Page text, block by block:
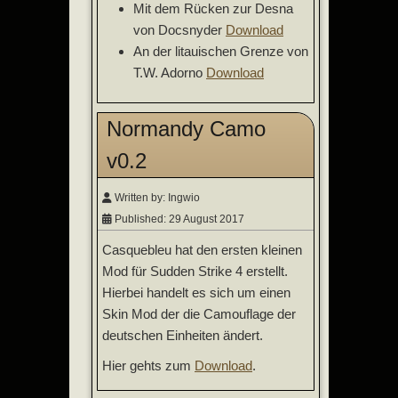
Mit dem Rücken zur Desna
von Docsnyder Download
An der litauischen Grenze von
T.W. Adorno Download
Normandy Camo
v0.2
Written by: Ingwio
Published: 29 August 2017
Casquebleu hat den ersten kleinen
Mod für Sudden Strike 4 erstellt.
Hierbei handelt es sich um einen
Skin Mod der die Camouflage der
deutschen Einheiten ändert.
Hier gehts zum Download.